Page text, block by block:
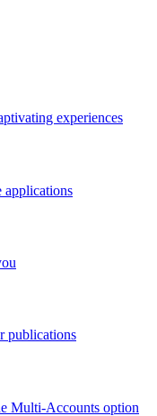
experiences
applications
publications
Multi-Accounts option